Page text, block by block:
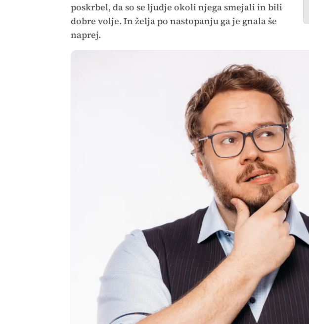
poskrbel, da so se ljudje okoli njega smejali in bili
dobre volje. In želja po nastopanju ga je gnala še
naprej.